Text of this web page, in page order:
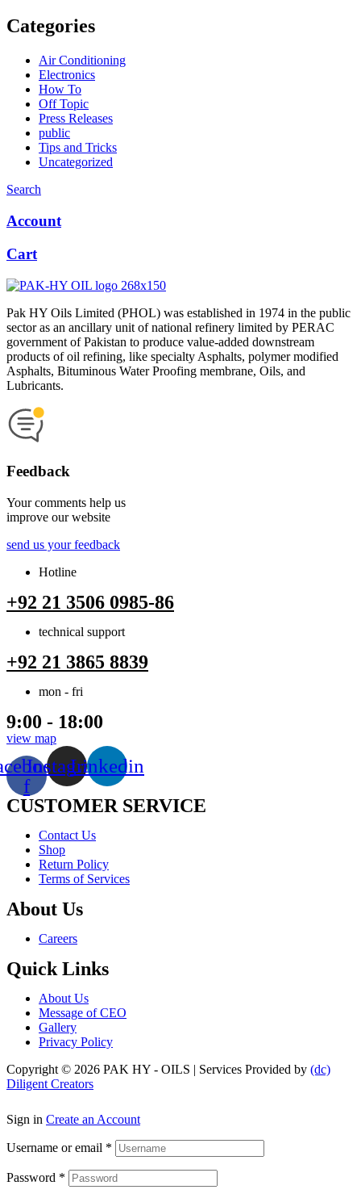
Categories
Air Conditioning
Electronics
How To
Off Topic
Press Releases
public
Tips and Tricks
Uncategorized
Search
Account
Cart
Pak HY Oils Limited (PHOL) was established in 1974 in the public
sector as an ancillary unit of national refinery limited by PERAC
government of Pakistan to produce value-added downstream
products of oil refining, like specialty Asphalts, polymer modified
Asphalts, Bituminous Water Proofing membrane, Oils, and
Lubricants.
Feedback
Your comments help us
improve our website
send us your feedback
Hotline
+92 21 3506 0985-86
technical support
+92 21 3865 8839
mon - fri
9:00 - 18:00
view map
f
InstagramLinkedin
CUSTOMER SERVICE
Menu
Contact Us
Shop
Return Policy
Terms of Services
About Us
Menu Careers
Quick Links
Menu
About Us
Message of CEO
Gallery
Privacy Policy
Copyright © 2026 PAK HY - OILS | Services Provided by (dc)
Diligent Creators
Sign in Create an Account
Username or email *
Password *